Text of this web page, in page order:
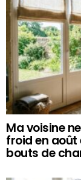
Ma voisine
froid en août
bouts de